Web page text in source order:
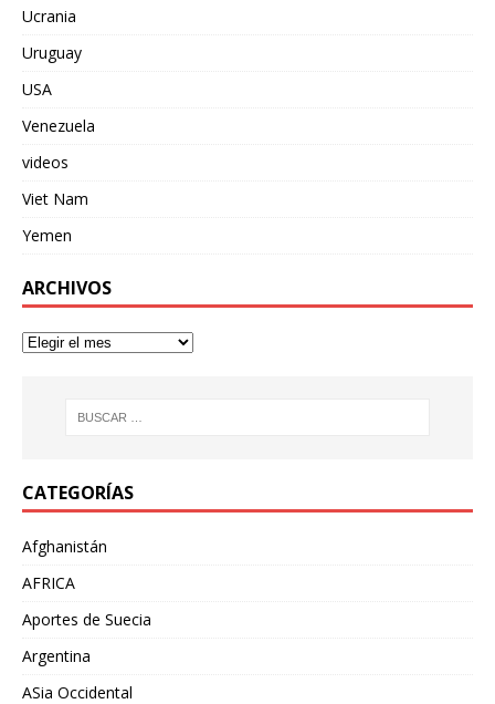
Ucrania
Uruguay
USA
Venezuela
videos
Viet Nam
Yemen
ARCHIVOS
CATEGORÍAS
Afghanistán
AFRICA
Aportes de Suecia
Argentina
ASia Occidental